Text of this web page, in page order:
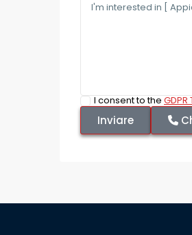
I consent to the